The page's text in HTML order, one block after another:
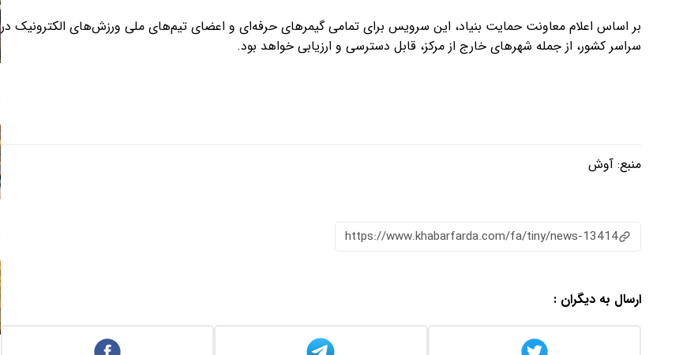
بر اساس اعلام معاونت حمایت بنیاد، این سرویس برای تمامی گیمرهای حرفه‌ای و اعضای تیم‌های ملی ورزش‌های الکترونیک در
سراسر کشور، از جمله شهرهای خارج از مرکز، قابل دسترسی و ارزیابی خواهد بود.
منبع: آوش
https://www.khabarfarda.com/fa/tiny/news-13414
ارسال به دیگران :